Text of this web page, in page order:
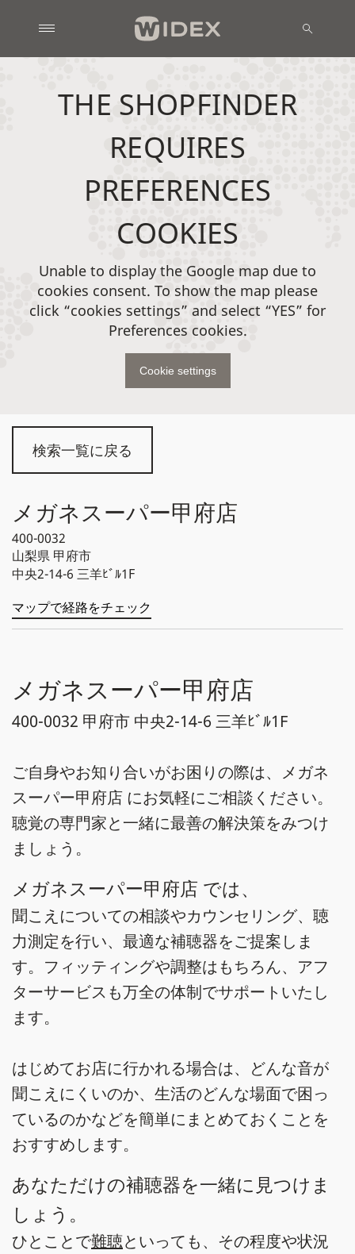
検索一覧に戻る
メガネスーパー甲府店
400-0032
山梨県 甲府市
中央2-14-6 三羊ﾋﾞﾙ1F
マップで経路をチェック
メガネスーパー甲府店
400-0032 甲府市 中央2-14-6 三羊ﾋﾞﾙ1F
ご自身やお知り合いがお困りの際は、メガネ
スーパー甲府店 にお気軽にご相談ください。
聴覚の専門家と一緒に最善の解決策をみつけ
ましょう。
メガネスーパー甲府店 では、
聞こえについての相談やカウンセリング、聴
力測定を行い、最適な補聴器をご提案しま
す。フィッティングや調整はもちろん、アフ
ターサービスも万全の体制でサポートいたし
ます。
はじめてお店に行かれる場合は、どんな音が
聞こえにくいのか、生活のどんな場面で困っ
ているのかなどを簡単にまとめておくことを
おすすめします。
あなただけの補聴器を一緒に見つけま
しょう。
ひとことで難聴といっても、その程度や状況
THE SHOPFINDER
REQUIRES
PREFERENCES
COOKIES
Unable to display the Google map due to
cookies consent. To show the map please
click “cookies settings” and select “YES” for
Preferences cookies.
Cookie settings